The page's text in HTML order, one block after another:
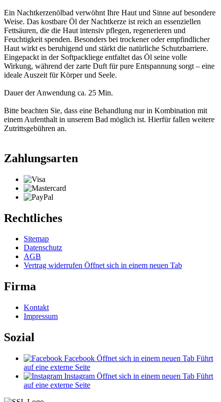
Ein Nachtkerzenölbad verwöhnt Ihre Haut und Sinne auf besondere
Weise. Das kostbare Öl der Nachtkerze ist reich an essenziellen
Fettsäuren, die die Haut intensiv pflegen, regenerieren und
Feuchtigkeit spenden. Besonders bei trockener oder empfindlicher
Haut wirkt es beruhigend und stärkt die natürliche Schutzbarriere.
Eingepackt in der Softpackliege entfaltet das Öl seine volle
Wirkung, während der zarte Duft für pure Entspannung sorgt – eine
ideale Auszeit für Körper und Seele.
Dauer der Anwendung ca. 25 Min.
Bitte beachten Sie, dass eine Behandlung nur in Kombination mit
einem Aufenthalt in unserem Bad möglich ist. Hierfür fallen weitere
Zutrittsgebühren an.
Zahlungsarten
Rechtliches
Sitemap
Datenschutz
AGB
Vertrag widerrufen Öffnet sich in einem neuen Tab
Firma
Kontakt
Impressum
Sozial
Facebook Öffnet sich in einem neuen Tab Führt
auf eine externe Seite
Instagram Öffnet sich in einem neuen Tab Führt
auf eine externe Seite